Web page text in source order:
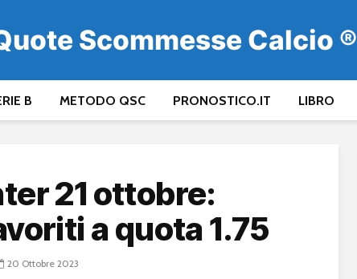
Scommesse Calcio ®
B METODO QSC PRONOSTICO.IT LIBRO
21 ottobre:
a quota 1.75
20 Ottobre 2023